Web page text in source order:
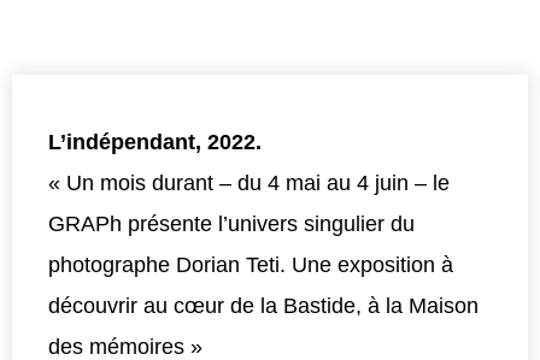
L’indépendant, 2022.
« Un mois durant – du 4 mai au 4 juin – le
GRAPh présente l’univers singulier du
photographe Dorian Teti. Une exposition à
découvrir au cœur de la Bastide, à la Maison
des mémoires »